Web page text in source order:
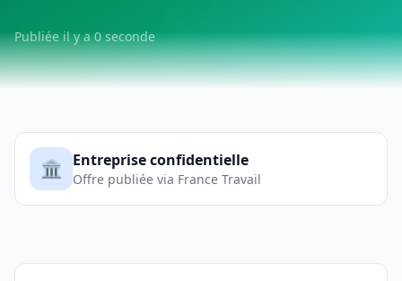
Publiée il y a 0 seconde
🏛️ Entreprise confidentielle
Offre publiée via France Travail